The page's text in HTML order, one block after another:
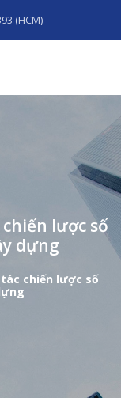
(HCM)
chiến lược số
dựng
tác chiến lược số